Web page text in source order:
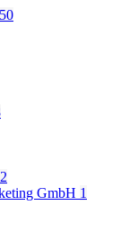
50
2
GmbH 1